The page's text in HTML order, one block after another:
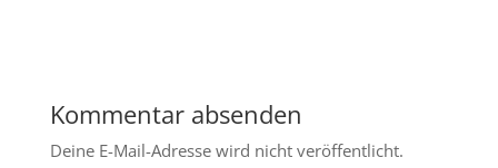
Kommentar absenden
Deine E-Mail-Adresse wird nicht veröffentlicht.